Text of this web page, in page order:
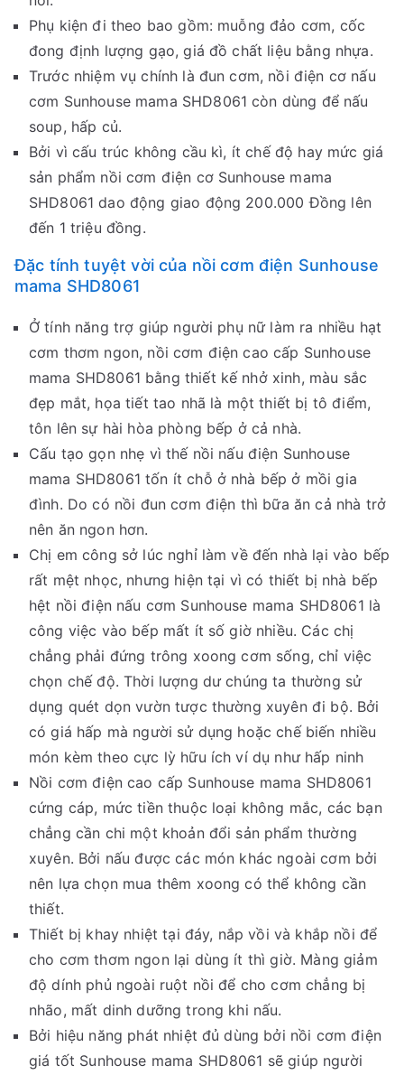
Phụ kiện đi theo bao gồm: muỗng đảo cơm, cốc
đong định lượng gạo, giá đồ chất liệu bằng nhựa.
Trước nhiệm vụ chính là đun cơm, nồi điện cơ nấu
cơm Sunhouse mama SHD8061 còn dùng để nấu
soup, hấp củ.
Bởi vì cấu trúc không cầu kì, ít chế độ hay mức giá
sản phẩm nồi cơm điện cơ Sunhouse mama
SHD8061 dao động giao động 200.000 Đồng lên
đến 1 triệu đồng.
Đặc tính tuyệt vời của nồi cơm điện Sunhouse
mama SHD8061
Ở tính năng trợ giúp người phụ nữ làm ra nhiều hạt
cơm thơm ngon, nồi cơm điện cao cấp Sunhouse
mama SHD8061 bằng thiết kế nhở xinh, màu sắc
đẹp mắt, họa tiết tao nhã là một thiết bị tô điểm,
tôn lên sự hài hòa phòng bếp ở cả nhà.
Cấu tạo gọn nhẹ vì thế nồi nấu điện Sunhouse
mama SHD8061 tốn ít chỗ ở nhà bếp ở mồi gia
đình. Do có nồi đun cơm điện thì bữa ăn cả nhà trở
nên ăn ngon hơn.
Chị em công sở lúc nghỉ làm về đến nhà lại vào bếp
rất mệt nhọc, nhưng hiện tại vì có thiết bị nhà bếp
hệt nồi điện nấu cơm Sunhouse mama SHD8061 là
công việc vào bếp mất ít số giờ nhiều. Các chị
chẳng phải đứng trông xoong cơm sống, chỉ việc
chọn chế độ. Thời lượng dư chúng ta thường sử
dụng quét dọn vườn tược thường xuyên đi bộ. Bởi
có giá hấp mà người sử dụng hoặc chế biến nhiều
món kèm theo cực lỳ hữu ích ví dụ như hấp ninh
Nồi cơm điện cao cấp Sunhouse mama SHD8061
cứng cáp, mức tiền thuộc loại không mắc, các bạn
chẳng cần chi một khoản đổi sản phẩm thường
xuyên. Bởi nấu được các món khác ngoài cơm bởi
nên lựa chọn mua thêm xoong có thể không cần
thiết.
Thiết bị khay nhiệt tại đáy, nắp vồi và khắp nồi để
cho cơm thơm ngon lại dùng ít thì giờ. Màng giảm
độ dính phủ ngoài ruột nồi để cho cơm chẳng bị
nhão, mất dinh dưỡng trong khi nấu.
Bởi hiệu năng phát nhiệt đủ dùng bởi nồi cơm điện
giá tốt Sunhouse mama SHD8061 sẽ giúp người